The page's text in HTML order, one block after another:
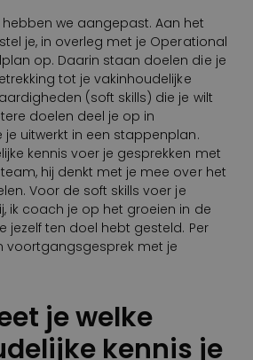
we aangepast. Aan het
je, in overleg met je Operational
op. Daarin staan doelen die je
tot je vakinhoudelijke
(soft skills) die je wilt
doelen deel je op in
je uitwerkt in een stappenplan.
kennis voer je gesprekken met
hij denkt met je mee over het
Voor de soft skills voer je
ik coach je op het groeien in de
jezelf ten doel hebt gesteld. Per
voortgangsgesprek met je
je welke
kennis je